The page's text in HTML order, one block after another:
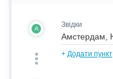
A Звідки
+ Додати пункт